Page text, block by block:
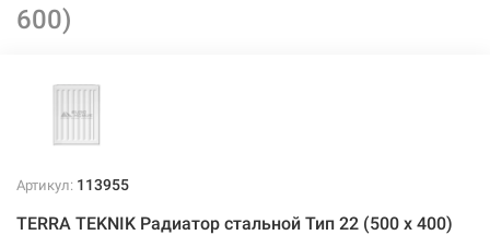
600)
Артикул: 113955
TERRA TEKNIK Радиатор стальной Тип 22 (500 x 400)